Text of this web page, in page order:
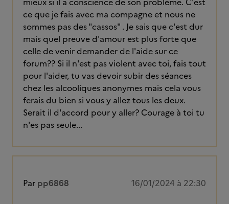
ce que je fais avec ma compagne et nous ne
sommes pas des "cassos" . Je sais que c'est dur
mais quel preuve d'amour est plus forte que
celle de venir demander de l'aide sur ce
forum?? Si il n'est pas violent avec toi, fais tout
pour l'aider, tu vas devoir subir des séances
chez les alcooliques anonymes mais cela vous
ferais du bien si vous y allez tous les deux.
Serait il d'accord pour y aller? Courage à toi tu
n'es pas seule...
Par pp6868 16/01/2024 à 22:30